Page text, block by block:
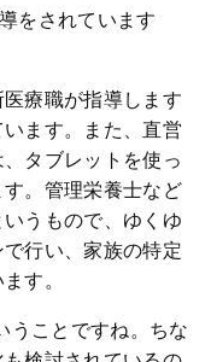
をされています
療職が指導します
ます。また、直営
タブレットを使っ
。管理栄養士など
うもので、ゆくゆ
行い、家族の特定
す。
ことですね。ちな